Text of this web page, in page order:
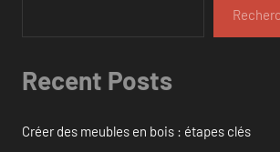
Recent Posts
Créer des meubles en bois : étapes clés